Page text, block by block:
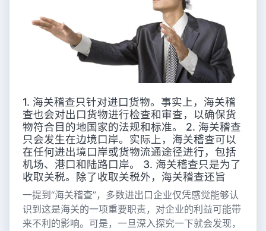
1. 海关稽查只针对进口货物。事实上，海关稽
查也会对出口货物进行检查和审查，以确保货
物符合目的地国家的法规和标准。 2. 海关稽查
只会发生在边境口岸。实际上，海关稽查可以
在任何进出境口岸或货物流通途径进行，包括
机场、港口和陆路口岸。 3. 海关稽查只是为了
收取关税。除了收取关税外，海关稽查还旨
一提到“海关稽查”，多数进出口企业仅凭感觉能够认
识到这是海关的一项重要职责，对企业的利益可能带
来不利的影响。可是，一旦深入探究一下就会发现，